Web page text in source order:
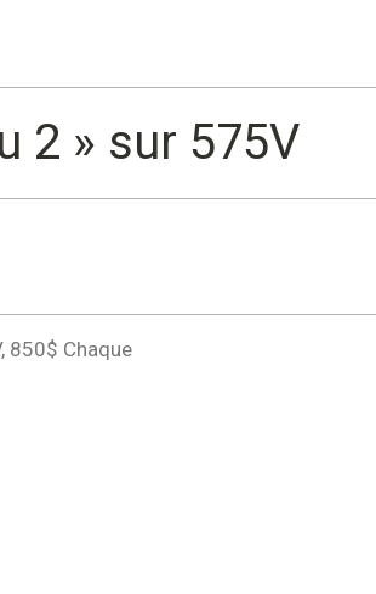
2 » sur 575V
850$ Chaque